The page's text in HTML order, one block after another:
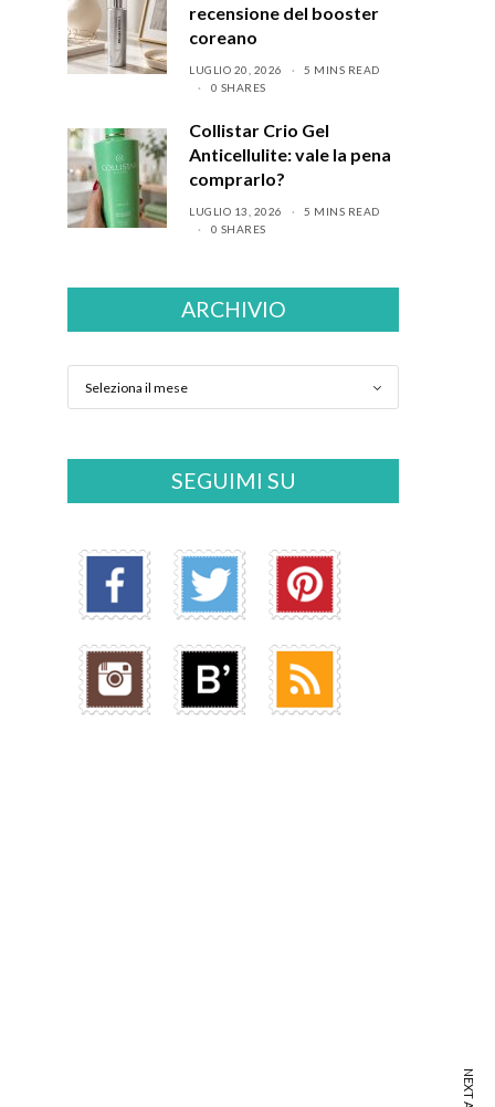
recensione del booster
coreano
LUGLIO 20, 2026
5 MINS READ
0 SHARES
Collistar Crio Gel
Anticellulite: vale la pena
comprarlo?
LUGLIO 13, 2026
5 MINS READ
0 SHARES
ARCHIVIO
SEGUIMI SU